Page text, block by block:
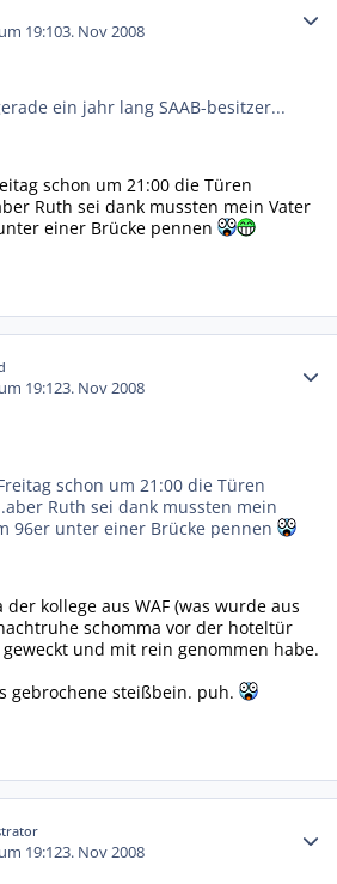
19:103. Nov 2008
ein jahr lang SAAB-besitzer...
schon um 21:00 die Türen
Ruth sei dank mussten mein Vater
einer Brücke pennen
19:123. Nov 2008
schon um 21:00 die Türen
Ruth sei dank mussten mein
96er unter einer Brücke pennen
kollege aus WAF (was wurde aus
schomma vor der hoteltür
und mit rein genommen habe.
gebrochene steißbein. puh.
19:123. Nov 2008